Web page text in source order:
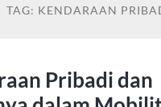
TAG: KENDARAAN
Pribadi dan